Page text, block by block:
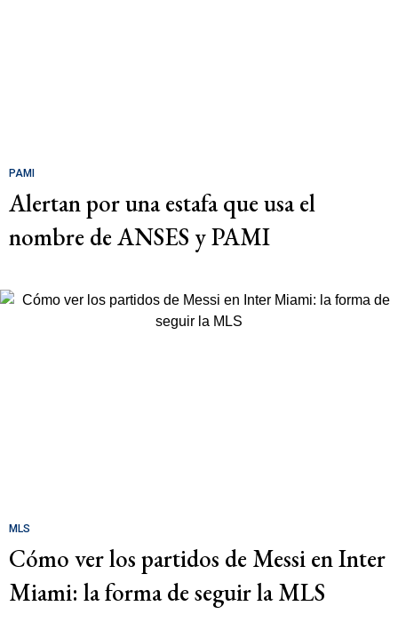
PAMI
Alertan por una estafa que usa el
nombre de ANSES y PAMI
MLS
Cómo ver los partidos de Messi en Inter
Miami: la forma de seguir la MLS